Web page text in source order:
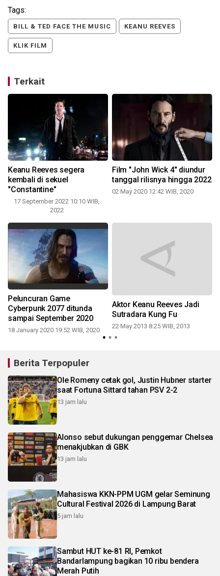
Tags:
BILL & TED FACE THE MUSIC KEANU REEVES
KLIK FILM
Terkait
Keanu Reeves segera
kembali di sekuel
"Constantine"
17 September 2022 10:10 WIB,
2022
Film "John Wick 4" diundur
tanggal rilisnya hingga 2022
02 May 2020 12:42 WIB, 2020
Peluncuran Game
Cyberpunk 2077 ditunda
sampai September 2020
18 January 2020 19:52 WIB, 2020
Aktor Keanu Reeves Jadi
Sutradara Kung Fu
22 May 2013 8:25 WIB, 2013
Berita Terpopuler
Ole Romeny cetak gol, Justin Hubner starter
saat Fortuna Sittard tahan PSV 2-2
13 jam lalu
Alonso sebut dukungan penggemar Chelsea
menakjubkan di GBK
13 jam lalu
Mahasiswa KKN-PPM UGM gelar Seminung
Cultural Festival 2026 di Lampung Barat
5 jam lalu
Sambut HUT ke-81 RI, Pemkot
Bandarlampung bagikan 10 ribu bendera
Merah Putih